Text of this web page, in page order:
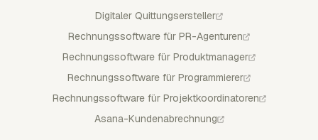
Digitaler Quittungsersteller
Rechnungssoftware für PR-Agenturen
Rechnungssoftware für Produktmanager
Rechnungssoftware für Programmierer
Rechnungssoftware für Projektkoordinatoren
Asana-Kundenabrechnung